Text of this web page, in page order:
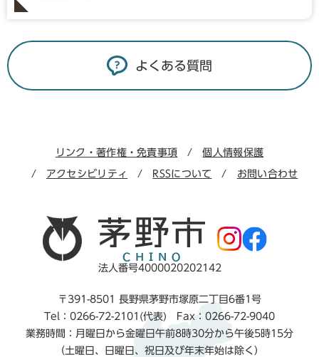
よくある質問
リンク・著作権・免責事項 個人情報保護
アクセシビリティ RSSについて お問い合わせ
法人番号4000020202142
〒391-8501 長野県茅野市塚原二丁目6番1号
Tel：0266-72-2101(代表) Fax：0266-72-9040
業務時間：月曜日から金曜日午前8時30分から午後5時15分
（土曜日、日曜日、祝日及び年末年始は除く）